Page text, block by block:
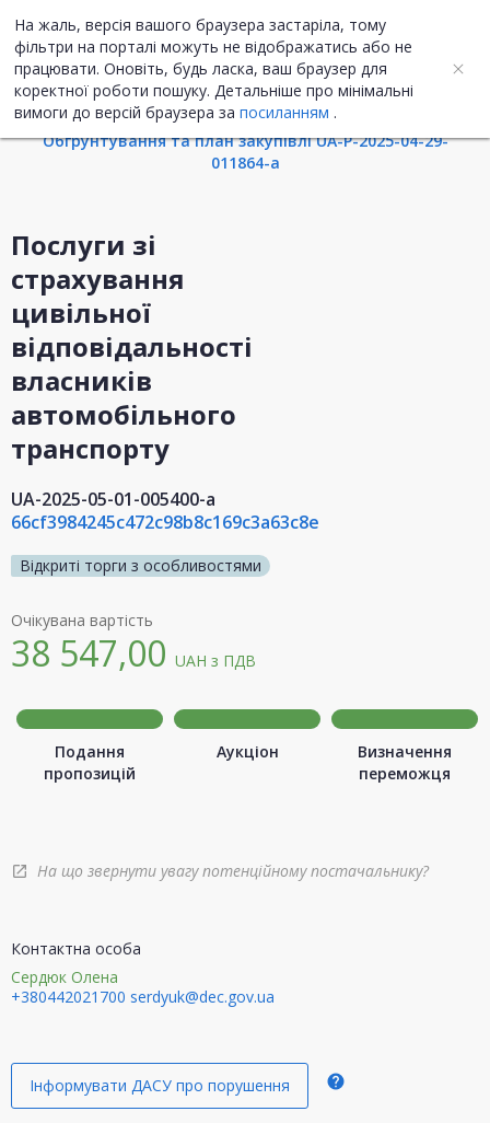
На жаль, версія вашого браузера застаріла, тому
фільтри на порталі можуть не відображатись або не
працювати. Оновіть, будь ласка, ваш браузер для
коректної роботи пошуку. Детальніше про мінімальні
вимоги до версій браузера за посиланням .
UA ENG
Інформація про закупівлю
Обгрунтування та план закупівлі UA-P-2025-04-29-
011864-a
Послуги зі
страхування
цивільної
відповідальності
власників
автомобільного
транспорту
UA-2025-05-01-005400-a
66cf3984245c472c98b8c169c3a63c8e
Відкриті торги з особливостями
Очікувана вартість
38 547,00 UAH з ПДВ
Подання
пропозицій
Аукціон
Визначення
переможця
open_in_new На що звернути увагу потенційному постачальнику?
Контактна особа
Сердюк Олена
+380442021700 serdyuk@dec.gov.ua
Інформувати ДАСУ про порушення help